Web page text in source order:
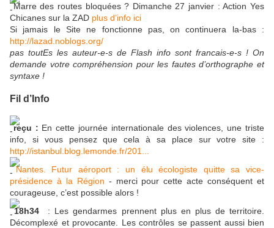
Marre des routes bloquées ? Dimanche 27 janvier : Action Yes
Chicanes sur la ZAD plus d’info ici
Si jamais le Site ne fonctionne pas, on continuera la-bas :
http://lazad.noblogs.org/
pas toutEs les auteur-e-s de Flash info sont francais-e-s ! On
demande votre compréhension pour les fautes d’orthographe et
syntaxe !
Fil d’Info
reçu : En cette journée internationale des violences, une triste
info, si vous pensez que cela à sa place sur votre site :
http://istanbul.blog.lemonde.fr/201...
Nantes. Futur aéroport : un élu écologiste quitte sa vice-
présidence à la Région - merci pour cette acte conséquent et
courageuse, c’est possible alors !
18h34 : Les gendarmes prennent plus en plus de territoire.
Décomplexé et provocante. Les contrôles se passent aussi bien